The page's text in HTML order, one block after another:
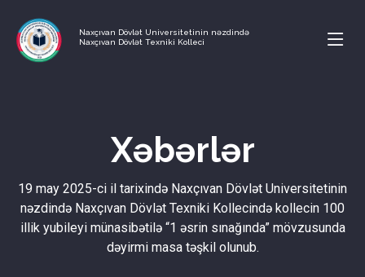
Naxçıvan Dövlət Universitetinin nəzdində
Naxçıvan Dövlət Texniki Kolleci
Xəbərlər
19 may 2025-ci il tarixində Naxçıvan Dövlət Universitetinin
nəzdində Naxçıvan Dövlət Texniki Kollecində kollecin 100
illik yubileyi münasibətilə “1 əsrin sınağında” mövzusunda
dəyirmi masa təşkil olunub.